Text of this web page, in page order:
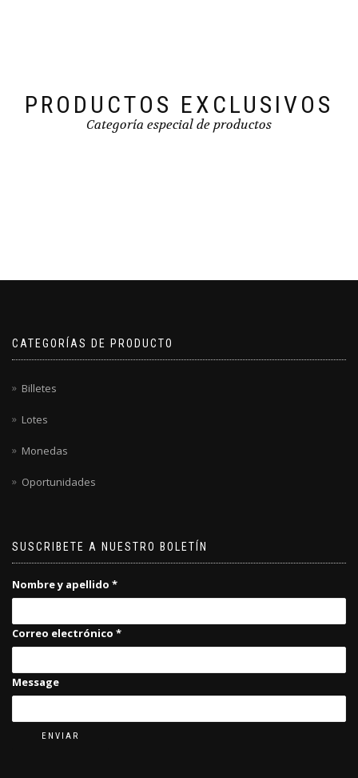
PRODUCTOS EXCLUSIVOS
Categoría especial de productos
CATEGORÍAS DE PRODUCTO
Billetes
Lotes
Monedas
Oportunidades
SUSCRIBETE A NUESTRO BOLETÍN
Nombre y apellido *
Correo electrónico *
Message
ENVIAR